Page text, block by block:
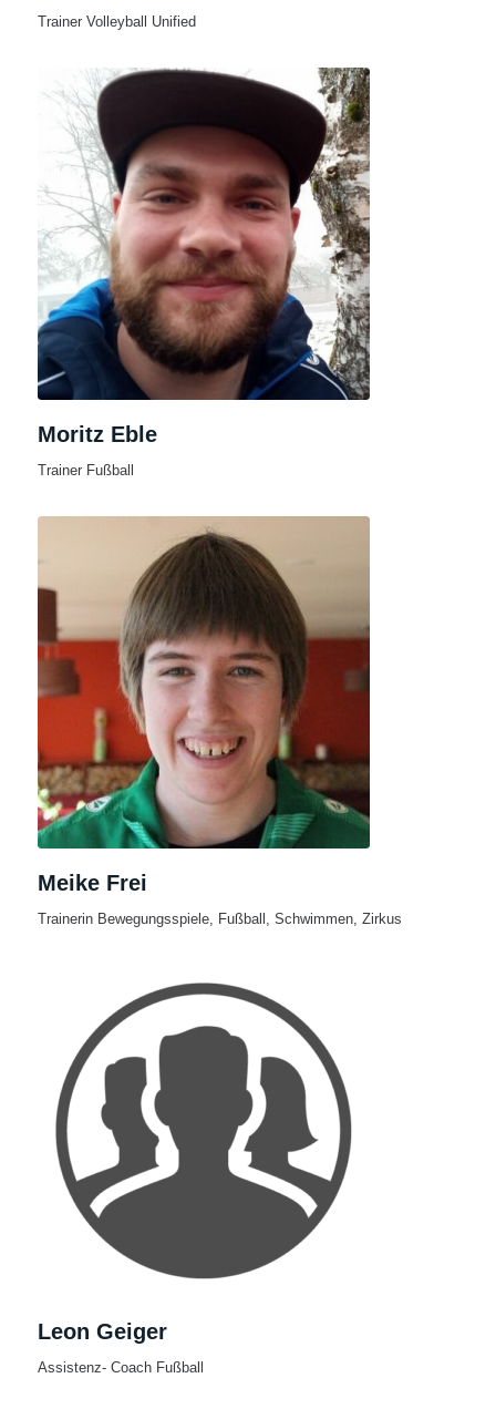
Trainer Volleyball Unified
Moritz Eble
Trainer Fußball
Meike Frei
Trainerin Bewegungsspiele, Fußball, Schwimmen, Zirkus
Leon Geiger
Assistenz- Coach Fußball